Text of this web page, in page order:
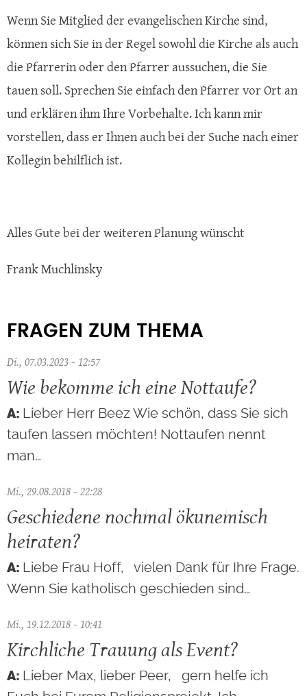
Wenn Sie Mitglied der evangelischen Kirche sind,
können sich Sie in der Regel sowohl die Kirche als auch
die Pfarrerin oder den Pfarrer aussuchen, die Sie
tauen soll. Sprechen Sie einfach den Pfarrer vor Ort an
und erklären ihm Ihre Vorbehalte. Ich kann mir
vorstellen, dass er Ihnen auch bei der Suche nach einer
Kollegin behilflich ist.
Alles Gute bei der weiteren Planung wünscht
Frank Muchlinsky
FRAGEN ZUM THEMA
Di., 07.03.2023 - 12:57
Wie bekomme ich eine Nottaufe?
Lieber Herr Beez Wie schön, dass Sie sich
taufen lassen möchten! Nottaufen nennt
man…
Mi., 29.08.2018 - 22:28
Geschiedene nochmal ökunemisch
heiraten?
Liebe Frau Hoff, vielen Dank für Ihre Frage.
Wenn Sie katholisch geschieden sind…
Mi., 19.12.2018 - 10:41
Kirchliche Trauung als Event?
Lieber Max, lieber Peer, gern helfe ich